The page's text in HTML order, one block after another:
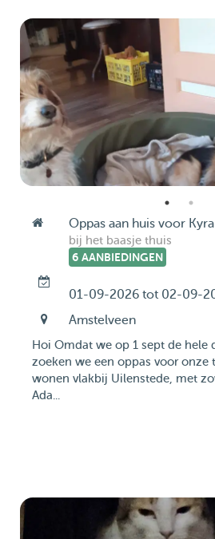
Oppas aan huis voor
bij het baasje thuis
6 AANBIEDINGEN
01-09-2026 tot 02-09-
Amstelveen
Hoi Omdat we op 1 sept de hele
zoeken we een oppas voor onze
wonen vlakbij Uilenstede, met
Ada...